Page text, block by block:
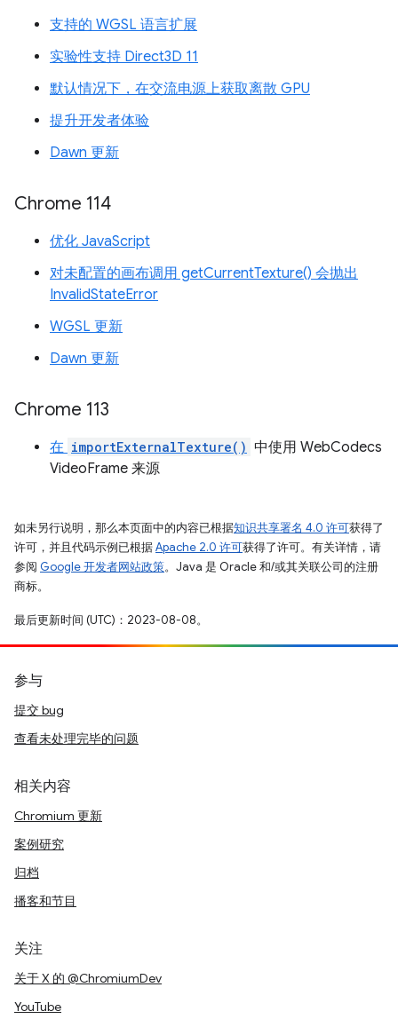
支持的 WGSL 语言扩展
实验性支持 Direct3D 11
默认情况下，在交流电源上获取离散 GPU
提升开发者体验
Dawn 更新
Chrome 114
优化 JavaScript
对未配置的画布调用 getCurrentTexture() 会抛出
InvalidStateError
WGSL 更新
Dawn 更新
Chrome 113
在 importExternalTexture() 中使用 WebCodecs
VideoFrame 来源
如未另行说明，那么本页面中的内容已根据知识共享署名 4.0 许可获得了
许可，并且代码示例已根据Apache 2.0 许可获得了许可。有关详情，请
参阅 Google 开发者网站政策。Java 是 Oracle 和/或其关联公司的注册
商标。
最后更新时间 (UTC)：2023-08-08。
参与
提交 bug
查看未处理完毕的问题
相关内容
Chromium 更新
案例研究
归档
播客和节目
关注
关于 X 的 @ChromiumDev
YouTube